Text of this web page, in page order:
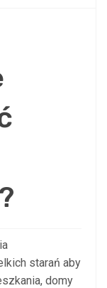
starań aby
domy